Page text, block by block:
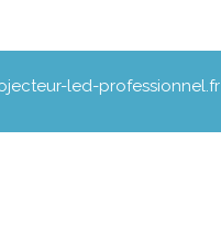
led-professionnel.fr